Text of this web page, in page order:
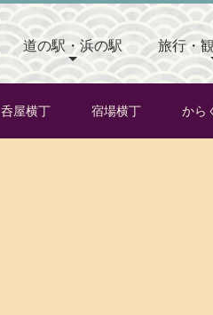
道の駅・浜の駅 旅行・
呑屋横丁 宿場横丁 から